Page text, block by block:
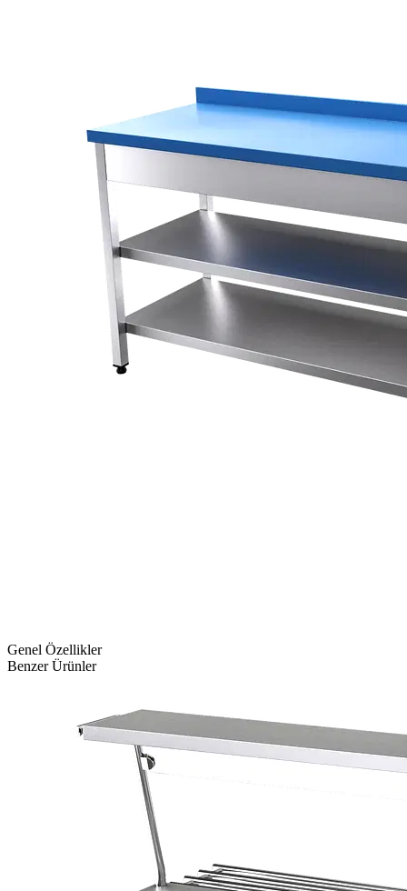
Genel Özellikler
Benzer Ürünler